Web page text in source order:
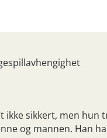
ikke sikkert, men hun
og mannen. Han